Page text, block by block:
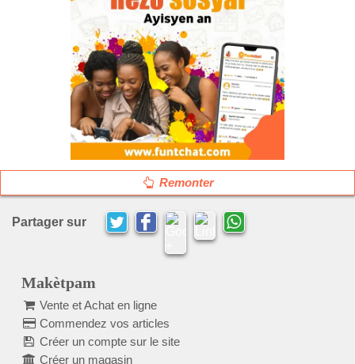
Remonter
Partager sur
Makètpam
Vente et Achat en ligne
Commendez vos articles
Créer un compte sur le site
Créer un magasin